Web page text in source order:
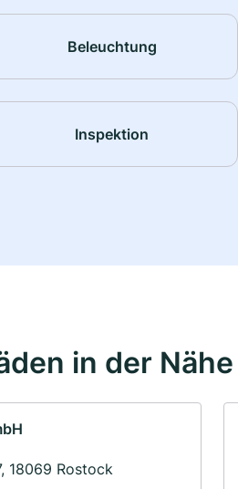
Beleuchtung
Inspektion
in der Nähe
18069 Rostock